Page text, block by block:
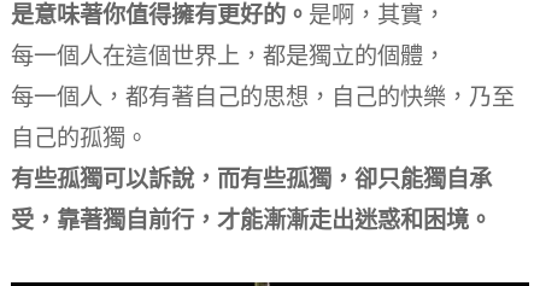
是意味著你值得擁有更好的。 是啊，其實，
每一個人在這個世界上，都是獨立的個體，
每一個人，都有著自己的思想，自己的快樂，乃至
自己的孤獨。
有些孤獨可以訴說，而有些孤獨，卻只能獨自承
受，靠著獨自前行，才能漸漸走出迷惑和困境。